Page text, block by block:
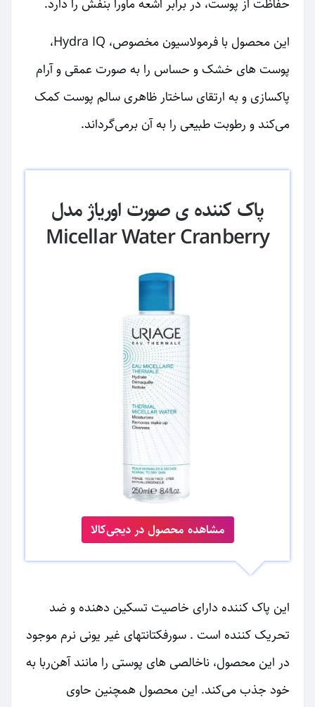
این محصول با فرمولاسیون مخصوص، Hydra IQ،
پوست های خشک و حساس را به صورت عمقی و آرام
پاکسازی و به ارتقای ساختار ظاهری سالم پوست کمک
می‌کند و رطوبت طبیعی را به آن برمی‌گرداند.
پاک کننده ی صورت اوریاژ مدل
Micellar Water Cranberry
مشاهده محصول در دیجی‌کالا
این پاک کننده دارای خاصیت تسکین دهنده و ضد
تحریک کننده است . سورفکتانتهای غیر یونی نرم موجود
در این محصول، ناخالصی های پوستی را مانند آهن‌ربا به
خود جذب می‌کند. این محصول همچنین حاوی